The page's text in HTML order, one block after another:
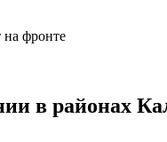
в районах